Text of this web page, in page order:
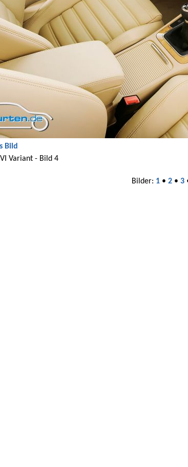
Bild
Variant - Bild 4
Bilder: 1 • 2 • 3